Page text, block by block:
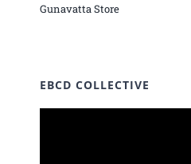
Gunavatta Store
EBCD COLLECTIVE